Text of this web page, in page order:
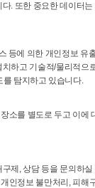
. 또한 중요한 데이터
등에 의한 개인정보 유
하고 기술적/물리적으
탐지하고 있습니다.
소를 별도로 두고 이에
제, 상담 등을 문의하
인정보 불만처리, 피